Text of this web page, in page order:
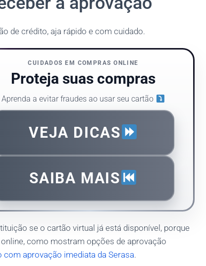
de crédito, aja rápido e com cuidado.
CUIDADOS EM COMPRAS ONLINE
Proteja suas compras
Aprenda a evitar fraudes ao usar seu cartão
VEJA DICAS
SAIBA MAIS
se o cartão virtual já está disponível, porque
como mostram opções de aprovação
com aprovação imediata da Serasa.